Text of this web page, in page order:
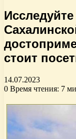
стоит
14.07.2023
0 Время чтения: 7